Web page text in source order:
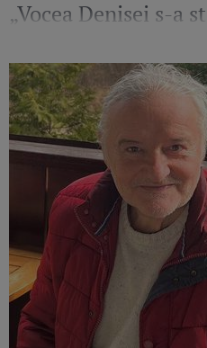
„Vocea Denisei s-a